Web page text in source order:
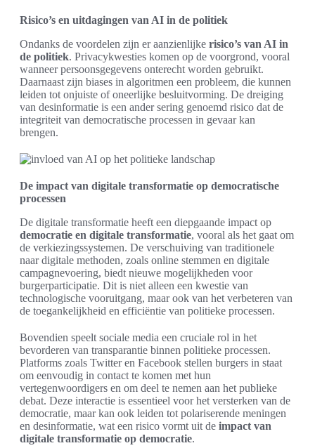
Risico’s en uitdagingen van AI in de politiek
Ondanks de voordelen zijn er aanzienlijke risico’s van AI in
de politiek. Privacykwesties komen op de voorgrond, vooral
wanneer persoonsgegevens onterecht worden gebruikt.
Daarnaast zijn biases in algoritmen een probleem, die kunnen
leiden tot onjuiste of oneerlijke besluitvorming. De dreiging
van desinformatie is een ander sering genoemd risico dat de
integriteit van democratische processen in gevaar kan
brengen.
De impact van digitale transformatie op democratische
processen
De digitale transformatie heeft een diepgaande impact op
democratie en digitale transformatie, vooral als het gaat om
de verkiezingssystemen. De verschuiving van traditionele
naar digitale methoden, zoals online stemmen en digitale
campagnevoering, biedt nieuwe mogelijkheden voor
burgerparticipatie. Dit is niet alleen een kwestie van
technologische vooruitgang, maar ook van het verbeteren van
de toegankelijkheid en efficiëntie van politieke processen.
Bovendien speelt sociale media een cruciale rol in het
bevorderen van transparantie binnen politieke processen.
Platforms zoals Twitter en Facebook stellen burgers in staat
om eenvoudig in contact te komen met hun
vertegenwoordigers en om deel te nemen aan het publieke
debat. Deze interactie is essentieel voor het versterken van de
democratie, maar kan ook leiden tot polariserende meningen
en desinformatie, wat een risico vormt uit de impact van
digitale transformatie op democratie.